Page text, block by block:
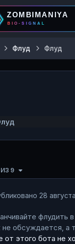
Флуд Флуд
9
28
флудить
не обсуждается, а
от этого бота не